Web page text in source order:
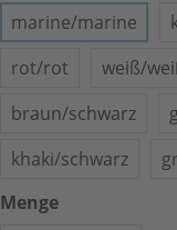
marine/marine
rot/rot
weiß/
braun/schwarz
khaki/schwarz
Menge